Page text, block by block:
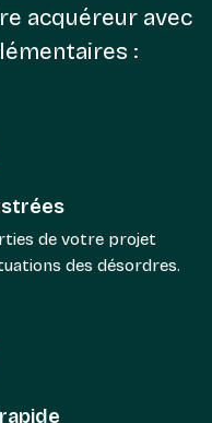
acquéreur avec
:
de votre projet
des désordres.